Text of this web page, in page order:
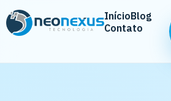
InícioBlog
Contato